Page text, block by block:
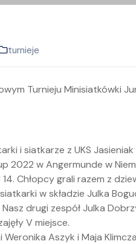
turnieje
i siatkarze z UKS
2022 w Angermunde w
Chłopcy grali razem z
w składzie Julka
drugi zespół Julka
V miejsce.
Aszyk i Maja